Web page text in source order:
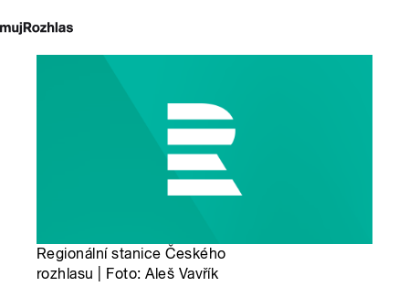
Regionální stanice Českého
rozhlasu | Foto: Aleš Vavřík